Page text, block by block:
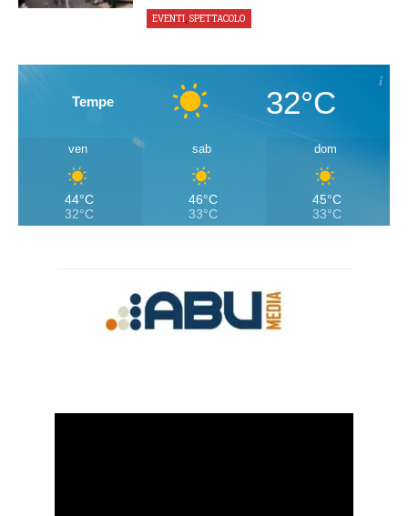
EVENTI, SPETTACOLO
Tempe 32°C
ven
44°C
32°C
sab
46°C
33°C
dom
45°C
33°C